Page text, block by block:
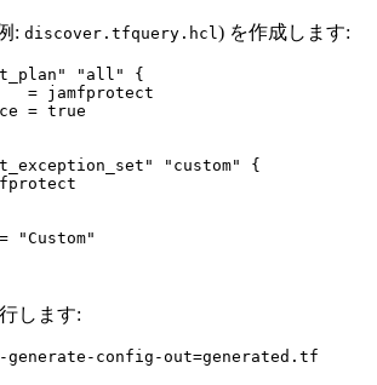
: discover.tfquery.hcl) を作成します:
"all" {
= jamfprotect
= true
"custom" {
"Custom"
します: